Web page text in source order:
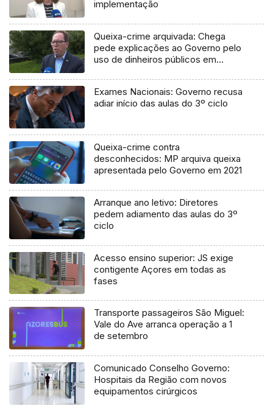
implementação
Queixa-crime arquivada: Chega
pede explicações ao Governo pelo
uso de dinheiros públicos em
Exames Nacionais: Governo recusa
adiar início das aulas do 3º ciclo
Queixa-crime contra
desconhecidos: MP arquiva queixa
apresentada pelo Governo em 2021
Arranque ano letivo: Diretores
pedem adiamento das aulas do 3º
ciclo
Acesso ensino superior: JS exige
contigente Açores em todas as
fases
Transporte passageiros São Miguel:
Vale do Ave arranca operação a 1
de setembro
Comunicado Conselho Governo:
Hospitais da Região com novos
equipamentos cirúrgicos